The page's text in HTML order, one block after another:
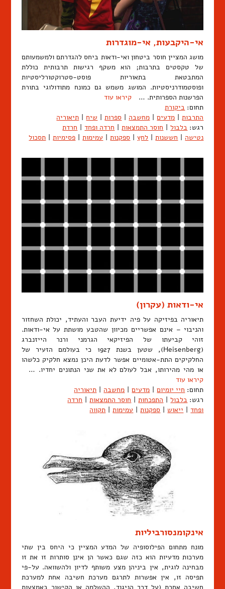
אי-היקבעות, אי-מוגדרות
מושג המציין חוסר ביטחון ואי-ודאות ביחס להגדרתם ולמשמעותם
של טקסטים בתרבות; הוא משקף רגישות תרבותית כוללת
המתבטאת בתאוריות פוסט-סטרוקטורליסטיות
ופוסטמודרניסטיות. המושג משמש גם כמונח מתודולוגי בתורת
הפרשנות הספרותית. … קיראו עוד
תחום: ביקורת
התרבות | מדעים | מחשבה | ספרות | שיח | תיאוריה
רגש: בלבול | חוסר התמצאות | חרדה ופחד | חרדת
נטישה | חששנות | לחץ | ספקנות | עמימות | פסימיות | תסכול
אי-ודאות (עקרון)
תיאוריה בפיזיקה על פיה ידיעת העבר והעתיד, יכולת השחזור
והניבוי – אינם אפשריים מכיוון שהטבע מושתת על אי-ודאות.
זוהי קביעתו של הפיזיקאי הגרמני ורנר הייזנברג
(Heisenberg), שטען בשנת 1927 כי בעולמם הזעיר של
החלקיקים התת-אטומיים אפשר לדעת היכן נמצא חלקיק כלשהו
או מהי מהירותו, אבל לעולם לא את שני הנתונים יחדיו. …
קיראו עוד
תחום: חיי יומיום מדעים מחשבה
תיאוריה
רגש: בלבול התפכחות חוסר התמצאות
חרדה
ופחד
ייאוש ספקנות עמימות תקווה
אינקומנסורביליות
מונח מתחום הפילוסופיה של המדע המציין כי היחס בין שתי
מערכות מדעיות הוא כזה שגם כאשר הן אינן סותרות זו את זו
מבחינה לוגית, אין ביניהן מצע משותף לדיון ולהשוואה. על-פי
תפיסה זו, אין אפשרות לתרגם מערכת חשיבה אחת למערכת
חשיבה אחרת (על דרך הניגוד, ההשלמה או הקישור באמצעות